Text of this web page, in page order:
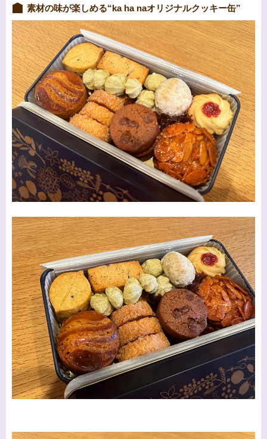
素材の味が楽しめる“ka ha naオリジナルクッキー缶”